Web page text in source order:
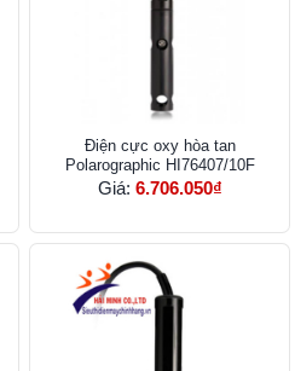
Điện cực oxy hòa tan
Polarographic HI76407/10F
Giá: 6.706.050₫